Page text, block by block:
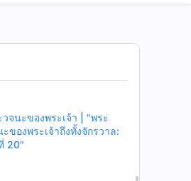
วจนะของพระเจ้า | "พระ
วจนะของพระเจ้า | "พระ
ะของพระเจ้าถึงทั้งจักรวาล:
20"